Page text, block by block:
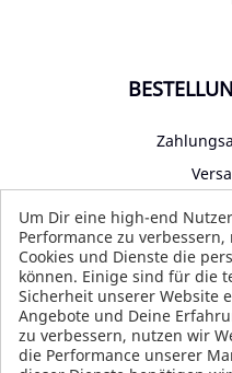
Um Dir eine high-end
Performance zu
Cookies und Dienste die
können. Einige sind für die
Sicherheit unserer Website
Angebote und Deine
zu verbessern, nutzen wir
die Performance unserer